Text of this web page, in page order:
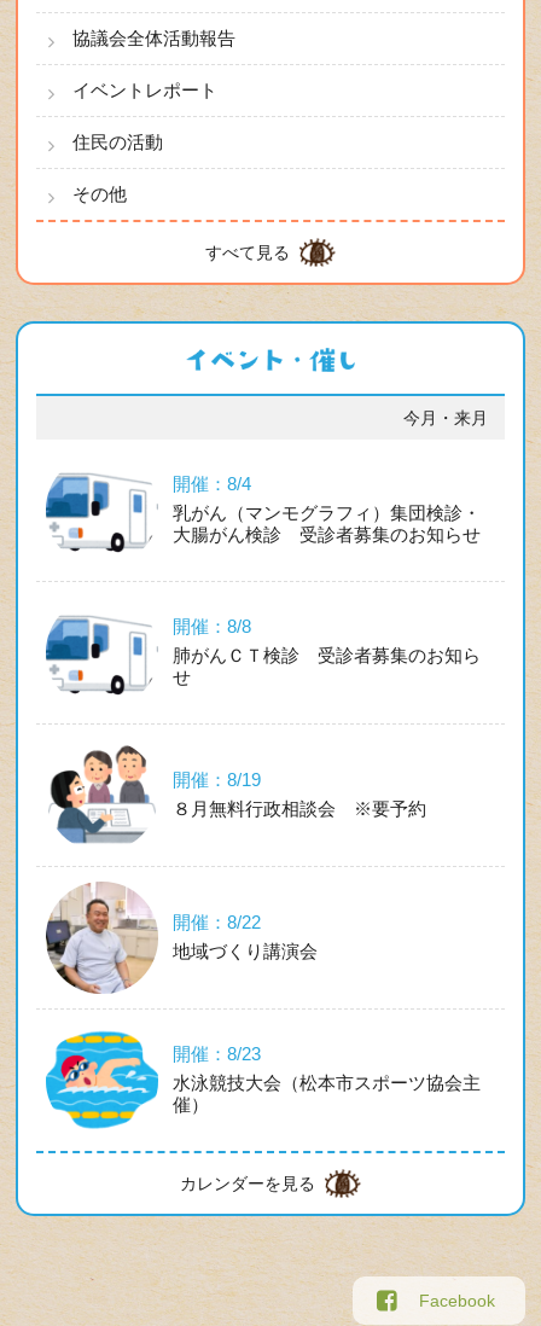
協議会全体活動報告
イベントレポート
住民の活動
その他
すべて見る
今月・来月
開催：8/4
乳がん（マンモグラフィ）集団検診・
大腸がん検診 受診者募集のお知らせ
開催：8/8
肺がんＣＴ検診 受診者募集のお知ら
せ
開催：8/19
８月無料行政相談会 ※要予約
開催：8/22
地域づくり講演会
開催：8/23
水泳競技大会（松本市スポーツ協会主
催）
カレンダーを見る
Facebook